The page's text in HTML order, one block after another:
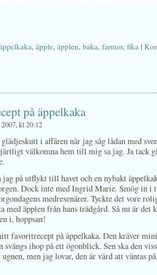
, äpple, äpplen, baka, farmor, fika |
på äppelkaka
2007, kl 20:12
i affären när jag såg lådan med
välkomna hem till mig sa jag. Ja tack
jag på utflykt till havet och en nybakt
Dock inte med Ingrid Marie. Smög in i
medresenärer. Tyckte det vore
med äpplen från hans trädgård. Så nu är det
i, hoppsan!
favoritrecept på äppelkaka. Den kräver
svängs ihop på ett ögonblick. Sen ska den
men jag lovar, den är värd att väntas